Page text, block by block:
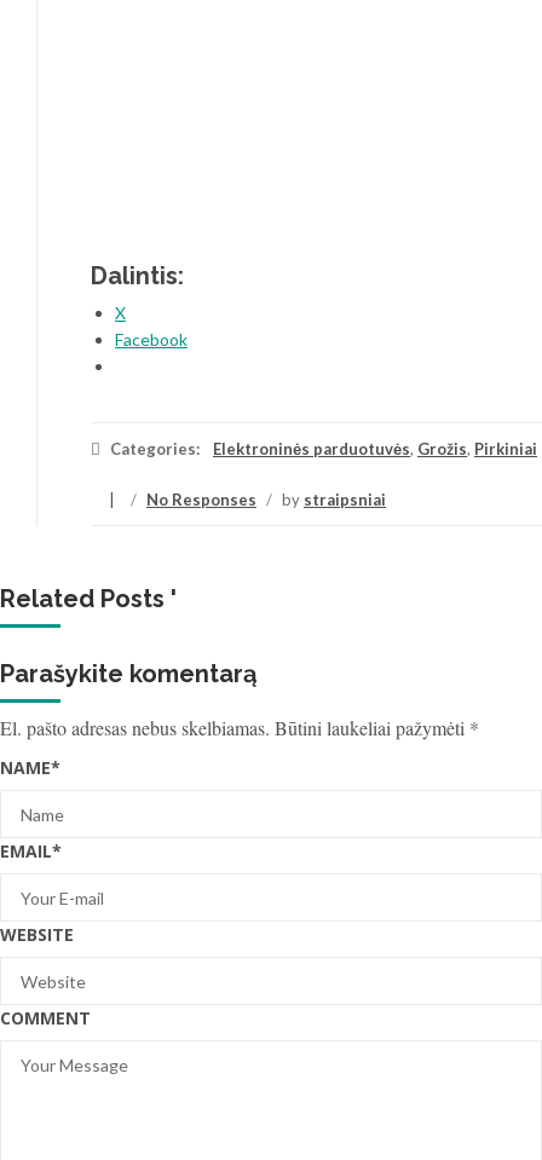
Dalintis:
X
Facebook
Categories: Elektroninės parduotuvės, Grožis, Pirkiniai
/ No Responses / by straipsniai
Related Posts '
Parašykite komentarą
El. pašto adresas nebus skelbiamas. Būtini laukeliai pažymėti *
NAME*
EMAIL*
WEBSITE
COMMENT